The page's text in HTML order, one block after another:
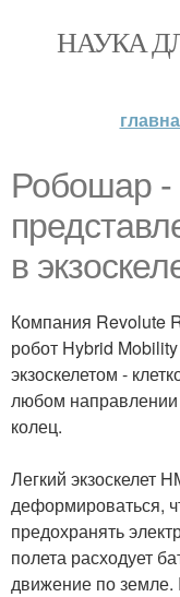
НАУКА
Робошар -
в
Компания Revolute
робот Hybrid
экзоскелетом -
любом направлении
колец.
Легкий экзоскелет
деформироваться,
предохранять
полета расходует
движение по земле.